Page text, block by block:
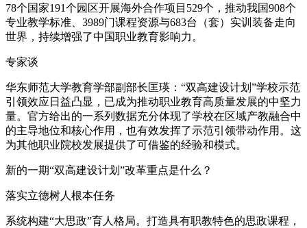
78个国家191个园区开展海外合作项目529个，推动我国908个
专业教学标准、3989门课程资源与683台（套）实训装备走向
世界，持续增强了中国职业教育影响力。
专家谈
华东师范大学教育学部副部长匡瑛：“双高建设计划”学校示范
引领效应日益凸显，已成为推动职业教育高质量发展的中坚力
量。官方给出的一系列数据充分体现了学校在区域产教融合中
的主导地位和核心作用，也有效发挥了示范引领带动作用。这
为其他职业院校发展提供了可借鉴的经验和模式。
新的一期“双高建设计划”改革重点是什么？
落实立德树人根本任务
系统构建“大思政”育人格局。打造具有职教特色的思政课程，